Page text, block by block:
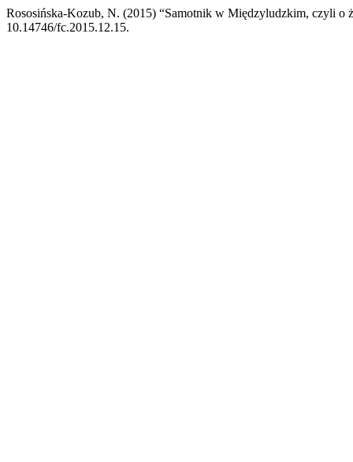
Rososińska-Kozub, N. (2015) “Samotnik w Międzyludzkim, czyli o
10.14746/fc.2015.12.15.